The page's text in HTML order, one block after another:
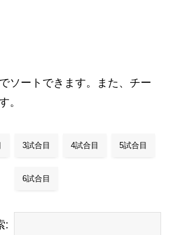
ソートできます。また、チー
。
3試合目 4試合目 5試合目
6試合目
: